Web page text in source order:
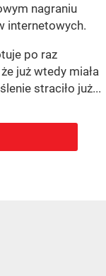
nagraniu
internetowych.
po raz
już wtedy miała
straciło już...